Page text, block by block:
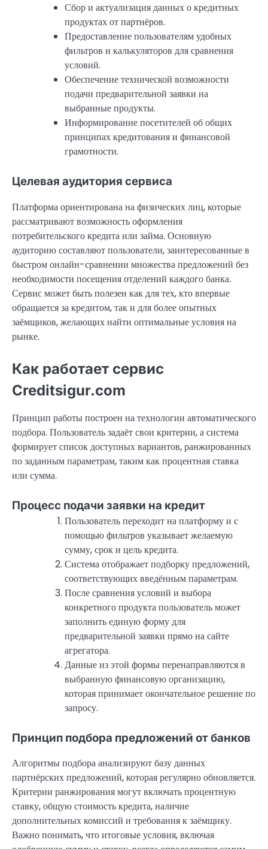
Сбор и актуализация данных о кредитных
продуктах от партнёров.
Предоставление пользователям удобных
фильтров и калькуляторов для сравнения
условий.
Обеспечение технической возможности
подачи предварительной заявки на
выбранные продукты.
Информирование посетителей об общих
принципах кредитования и финансовой
грамотности.
Целевая аудитория сервиса
Платформа ориентирована на физических лиц, которые
рассматривают возможность оформления
потребительского кредита или займа. Основную
аудиторию составляют пользователи, заинтересованные в
быстром онлайн-сравнении множества предложений без
необходимости посещения отделений каждого банка.
Сервис может быть полезен как для тех, кто впервые
обращается за кредитом, так и для более опытных
заёмщиков, желающих найти оптимальные условия на
рынке.
Как работает сервис
Creditsigur.com
Принцип работы построен на технологии автоматического
подбора. Пользователь задаёт свои критерии, а система
формирует список доступных вариантов, ранжированных
по заданным параметрам, таким как процентная ставка
или сумма.
Процесс подачи заявки на кредит
Пользователь переходит на платформу и с
помощью фильтров указывает желаемую
сумму, срок и цель кредита.
Система отображает подборку предложений,
соответствующих введённым параметрам.
После сравнения условий и выбора
конкретного продукта пользователь может
заполнить единую форму для
предварительной заявки прямо на сайте
агрегатора.
Данные из этой формы перенаправляются в
выбранную финансовую организацию,
которая принимает окончательное решение по
запросу.
Принцип подбора предложений от банков
Алгоритмы подбора анализируют базу данных
партнёрских предложений, которая регулярно обновляется.
Критерии ранжирования могут включать процентную
ставку, общую стоимость кредита, наличие
дополнительных комиссий и требования к заёмщику.
Важно понимать, что итоговые условия, включая